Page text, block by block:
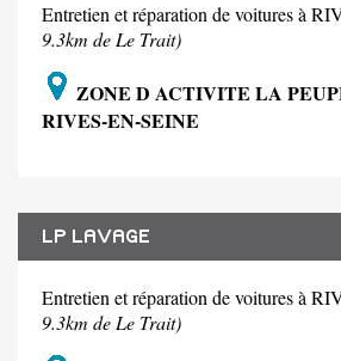
Entretien et réparation de voitures à
9.3km de Le Trait)
ZONE D ACTIVITE LA
RIVES-EN-SEINE
LP LAVAGE
Entretien et réparation de voitures à
9.3km de Le Trait)